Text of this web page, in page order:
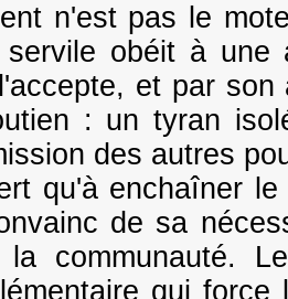
n'est pas le
obéit à une
et par
: un tyran
des autres
qu'à enchaîner
de sa
la communauté.
qui force